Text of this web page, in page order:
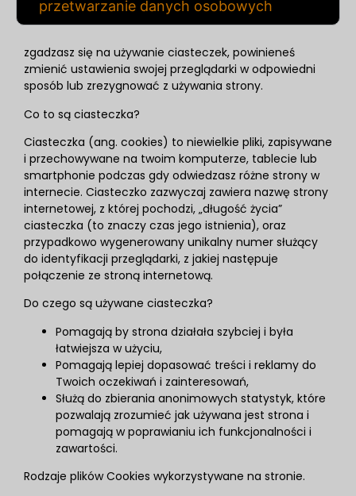
przetwarzanie danych osobowych
zgadzasz się na używanie ciasteczek, powinieneś
zmienić ustawienia swojej przeglądarki w odpowiedni
sposób lub zrezygnować z używania strony.
Co to są ciasteczka?
Ciasteczka (ang. cookies) to niewielkie pliki, zapisywane
i przechowywane na twoim komputerze, tablecie lub
smartphonie podczas gdy odwiedzasz różne strony w
internecie. Ciasteczko zazwyczaj zawiera nazwę strony
internetowej, z której pochodzi, „długość życia”
ciasteczka (to znaczy czas jego istnienia), oraz
przypadkowo wygenerowany unikalny numer służący
do identyfikacji przeglądarki, z jakiej następuje
połączenie ze stroną internetową.
Do czego są używane ciasteczka?
Pomagają by strona działała szybciej i była
łatwiejsza w użyciu,
Pomagają lepiej dopasować treści i reklamy do
Twoich oczekiwań i zainteresowań,
Służą do zbierania anonimowych statystyk, które
pozwalają zrozumieć jak używana jest strona i
pomagają w poprawianiu ich funkcjonalności i
zawartości.
Rodzaje plików Cookies wykorzystywane na stronie.